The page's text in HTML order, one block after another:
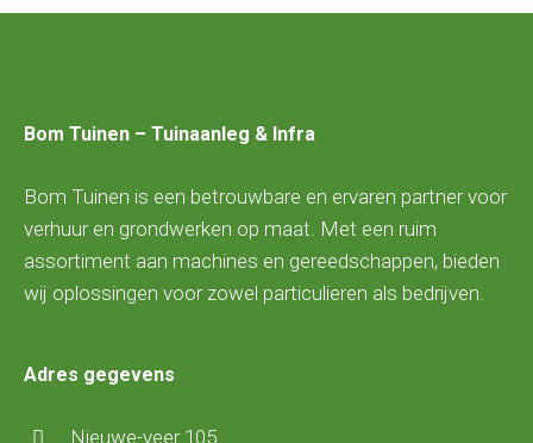
Bom Tuinen – Tuinaanleg & Infra
Bom Tuinen is een betrouwbare en ervaren partner voor
verhuur en grondwerken op maat. Met een ruim
assortiment aan machines en gereedschappen, bieden
wij oplossingen voor zowel particulieren als bedrijven.
Adres gegevens
Nieuwe-veer 105